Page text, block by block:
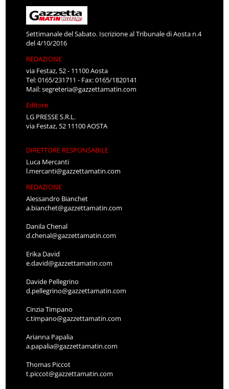
Settimanale del Sabato. Iscrizione al Tribunale di Aosta n.4
del 4/10/2016
REDAZIONE
via Festaz, 52 - 11100 Aosta
Tel: 0165/231711 - Fax: 0165/1820141
Mail:segreteria@gazzettamatin.com
Editore
LG PRESSE S.R.L.
via Festaz, 52 11100 AOSTA
DIRETTORE RESPONSABILE
Luca Mercanti
l.mercanti@gazzettamatin.com
REDAZIONE
Alessandro Bianchet
a.bianchet@gazzettamatin.com
Danila Chenal
d.chenal@gazzettamatin.com
Erika David
e.david@gazzettamatin.com
Davide Pellegrino
d.pellegrino@gazzettamatin.com
Cinzia Timpano
c.timpano@gazzettamatin.com
Arianna Papalia
a.papalia@gazzettamatin.com
Thomas Piccot
t.piccot@gazzettamatin.com